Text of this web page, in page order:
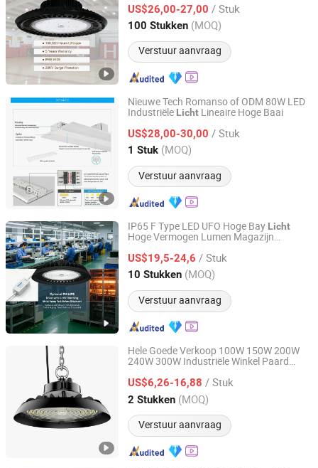
US$26,00-27,00 / Stuk
100 Stukken (MOQ)
Verstuur aanvraag
Guangdong, China Sinds 2021
Nieuwe Tech Romanso of ODM 80W LED
Industriële Licht Lineaire Hoge Baai
US$28,00-30,00 / Stuk
1 Stuk (MOQ)
Verstuur aanvraag
Shenzhen Romanso Electronic Co., Ltd.
Guangdong, China Sinds 2021
IP65 F Type LED UFO Hoge Bay Licht
Hoge Vermogen Lumen Magazijn
Licht100W 150W 200W Highbay CE
RoHS SAA LED Industriële
US$19,5-24,6 / Stuk
10 Stukken (MOQ)
Verstuur aanvraag
DONGGUAN WINSTAR POWER TECHNOLOGY LIMITED
Guangdong, China Sinds 2019
Hele Goede Verkoop 100W 150W 200W
240W 300W Industriële Winkel Paard
Magazijn LED Hoge Bay
US$6,26-16,88 / Stuk
2 Stukken (MOQ)
Verstuur aanvraag
Peony Lighting Technology Co., Ltd.
Guangdong, China Sinds 2017